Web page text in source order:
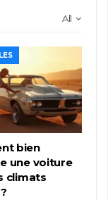
All
bien
une voiture
climats